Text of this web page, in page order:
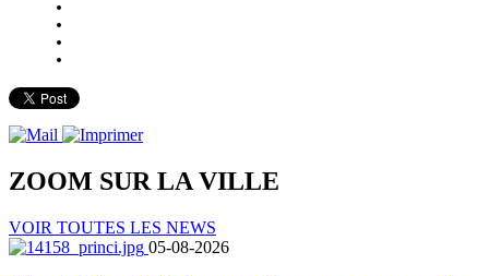
ZOOM SUR LAVILLE
VOIR TOUTES LES NEWS
05-08-2026